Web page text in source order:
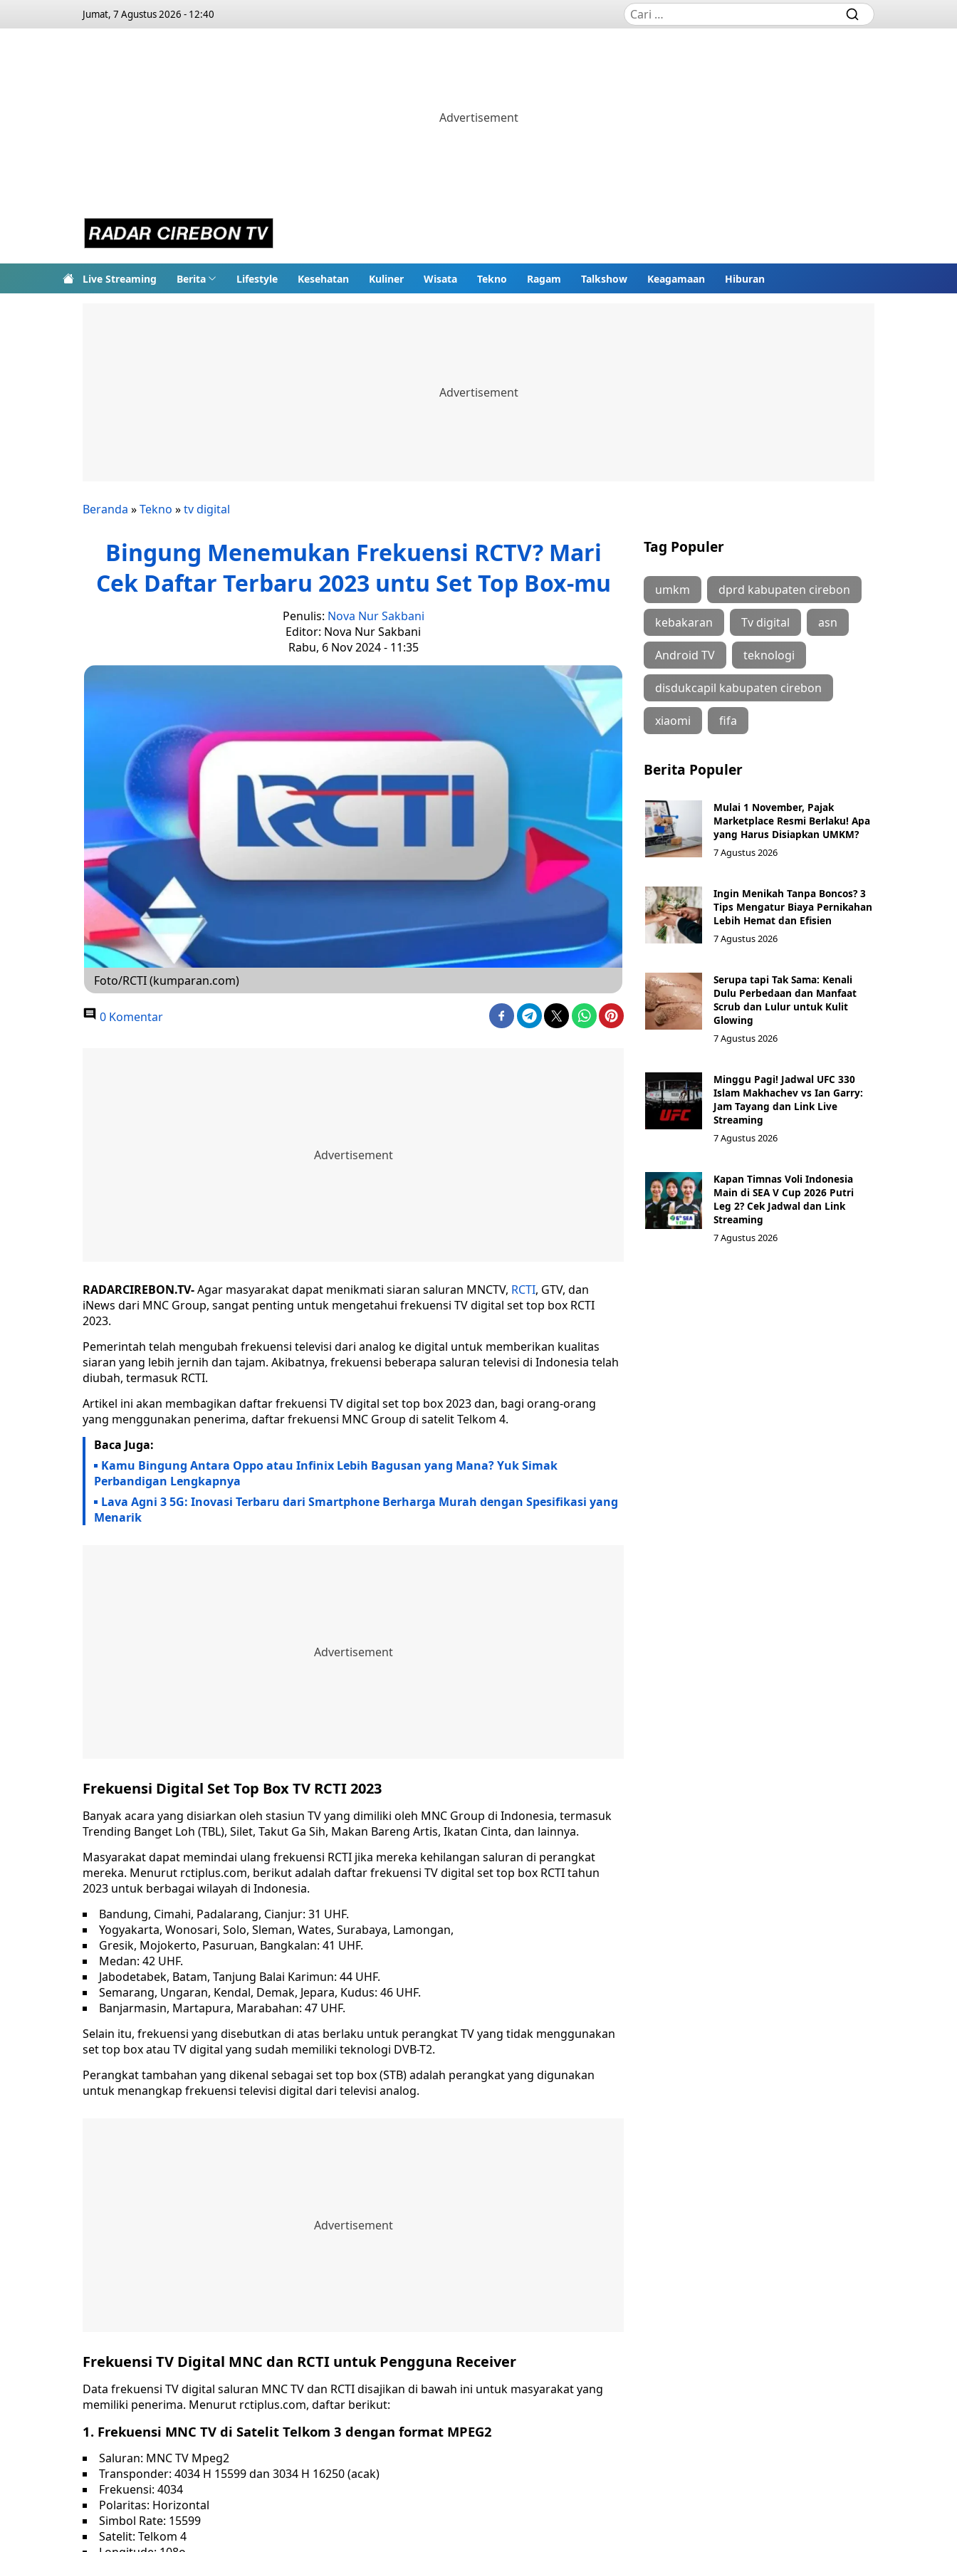
Jumat, 7 Agustus 2026 - 12:40
Live Streaming Berita Lifestyle Kesehatan Kuliner Wisata Tekno Ragam Talkshow Keagamaan Hiburan
Beranda »Tekno »tv digital
Bingung Menemukan Frekuensi RCTV? Mari
Cek Daftar Terbaru 2023 untu Set Top Box-mu
Penulis: Nova Nur Sakbani
Editor: Nova Nur Sakbani
Rabu, 6 Nov 2024 - 11:35
Foto/RCTI (kumparan.com)
0 Komentar
RADARCIREBON.TV-Agar masyarakat dapat menikmati siaran saluran MNCTV, RCTI, GTV, dan
iNews dari MNC Group, sangat penting untuk mengetahui frekuensi TV digital set top box RCTI
2023.
Pemerintah telah mengubah frekuensi televisi dari analog ke digital untuk memberikan kualitas
siaran yang lebih jernih dan tajam. Akibatnya, frekuensi beberapa saluran televisi di Indonesia telah
diubah, termasuk RCTI.
Artikel ini akan membagikan daftar frekuensi TV digital set top box 2023 dan, bagi orang-orang
yang menggunakan penerima, daftar frekuensi MNC Group di satelit Telkom 4.
Baca Juga:
Kamu Bingung Antara Oppo atau Infinix Lebih Bagusan yang Mana? Yuk Simak
Perbandigan Lengkapnya
Lava Agni 3 5G: Inovasi Terbaru dari Smartphone Berharga Murah dengan Spesifikasi yang
Menarik
Frekuensi Digital Set Top Box TV RCTI 2023
Banyak acara yang disiarkan oleh stasiun TV yang dimiliki oleh MNC Group di Indonesia, termasuk
Trending Banget Loh (TBL), Silet, Takut Ga Sih, Makan Bareng Artis, Ikatan Cinta, dan lainnya.
Masyarakat dapat memindai ulang frekuensi RCTI jika mereka kehilangan saluran di perangkat
mereka. Menurut rctiplus.com, berikut adalah daftar frekuensi TV digital set top box RCTI tahun
2023 untuk berbagai wilayah di Indonesia.
Bandung, Cimahi, Padalarang, Cianjur: 31 UHF.
Yogyakarta, Wonosari, Solo, Sleman, Wates, Surabaya, Lamongan,
Gresik, Mojokerto, Pasuruan, Bangkalan: 41 UHF.
Medan: 42 UHF.
Jabodetabek, Batam, Tanjung Balai Karimun: 44 UHF.
Semarang, Ungaran, Kendal, Demak, Jepara, Kudus: 46 UHF.
Banjarmasin, Martapura, Marabahan: 47 UHF.
Selain itu, frekuensi yang disebutkan di atas berlaku untuk perangkat TV yang tidak menggunakan
set top box atau TV digital yang sudah memiliki teknologi DVB-T2.
Perangkat tambahan yang dikenal sebagai set top box (STB) adalah perangkat yang digunakan
untuk menangkap frekuensi televisi digital dari televisi analog.
Frekuensi TV Digital MNC dan RCTI untuk Pengguna Receiver
Data frekuensi TV digital saluran MNC TV dan RCTI disajikan di bawah ini untuk masyarakat yang
memiliki penerima. Menurut rctiplus.com, daftar berikut:
1. Frekuensi MNC TV di Satelit Telkom 3 dengan format MPEG2
Saluran: MNC TV Mpeg2
Transponder: 4034 H 15599 dan 3034 H 16250 (acak)
Frekuensi: 4034
Polaritas: Horizontal
Simbol Rate: 15599
Satelit: Telkom 4
Tag Populer
umkm dprd kabupaten cirebon
kebakaran Tv digital asn
Android TV teknologi
disdukcapil kabupaten cirebon
xiaomi fifa
Berita Populer
Mulai 1 November, Pajak
Marketplace Resmi Berlaku! Apa
yang Harus Disiapkan UMKM?
7 Agustus 2026
Ingin Menikah Tanpa Boncos? 3
Tips Mengatur Biaya Pernikahan
Lebih Hemat dan Efisien
7 Agustus 2026
Serupa tapi Tak Sama: Kenali
Dulu Perbedaan dan Manfaat
Scrub dan Lulur untuk Kulit
Glowing
7 Agustus 2026
Minggu Pagi! Jadwal UFC 330
Islam Makhachev vs Ian Garry:
Jam Tayang dan Link Live
Streaming
7 Agustus 2026
Kapan Timnas Voli Indonesia
Main di SEA V Cup 2026 Putri
Leg 2? Cek Jadwal dan Link
Streaming
7 Agustus 2026